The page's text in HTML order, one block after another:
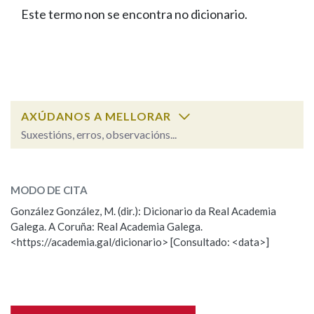
FIGURAS HOMENAXEADAS
PORTAL DAS PALABRAS
Facebook
TwitterYoutubeInstagram
Bluesky
BUSCAR NOS LEMAS
Remata por
BUSCAR NO CONTIDO
Nas definicións
Este termo non se encontra no dicionario.
AXÚDANOS A MELLORAR
Suxestións, erros, observacións...
Observación
Nome
MODO DE CITA
González González, M. (dir.): Dicionario da Real Academia
Galega. A Coruña: Real Academia Galega.
<https://academia.gal/dicionario> [Consultado: <data>]